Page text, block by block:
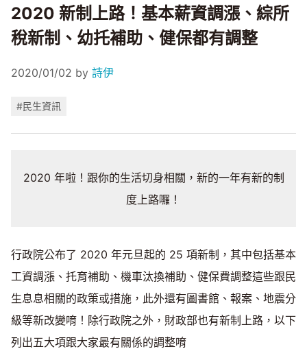
2020 新制上路！基本薪資調漲、綜所
稅新制、幼托補助、健保都有調整
2020/01/02 by 詩伊
#民生資訊
2020 年啦！跟你的生活切身相關，新的一年有新的制
度上路囉！
行政院公布了 2020 年元旦起的 25 項新制，其中包括基本
工資調漲、托育補助、機車汰換補助、健保費調整這些跟民
生息息相關的政策或措施，此外還有圖書館、報案、地震分
級等新改變唷！除行政院之外，財政部也有新制上路，以下
列出五大項跟大家最有關係的調整唷